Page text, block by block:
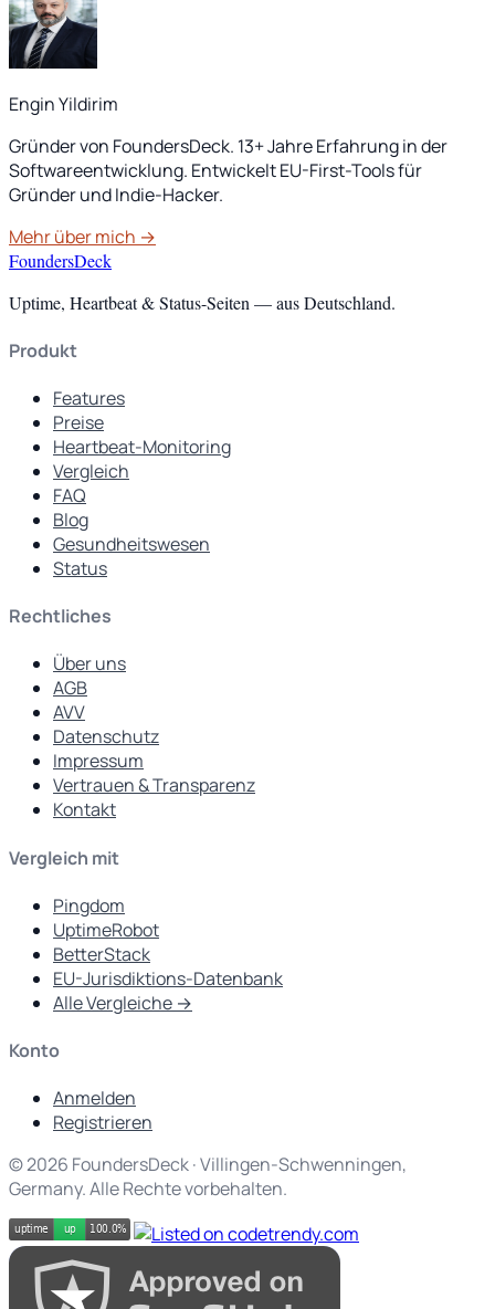
Engin Yildirim
Gründer von FoundersDeck. 13+ Jahre Erfahrung in der
Softwareentwicklung. Entwickelt EU-First-Tools für
Gründer und Indie-Hacker.
Mehr über mich →
FoundersDeck
Uptime, Heartbeat & Status-Seiten — aus Deutschland.
Produkt
Features
Preise
Heartbeat-Monitoring
Vergleich
FAQ
Blog
Gesundheitswesen
Status
Rechtliches
Über uns
AGB
AVV
Datenschutz
Impressum
Vertrauen & Transparenz
Kontakt
Vergleich mit
Pingdom
UptimeRobot
BetterStack
EU-Jurisdiktions-Datenbank
Alle Vergleiche →
Konto
Anmelden
Registrieren
© 2026 FoundersDeck · Villingen-Schwenningen,
Germany. Alle Rechte vorbehalten.